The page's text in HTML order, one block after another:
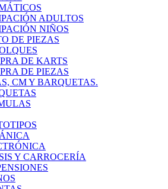
ADULTOS
NIÑOS
DE PIEZAS
DE KARTS
DE PIEZAS
CM Y BARQUETAS.
Y CARROCERÍA